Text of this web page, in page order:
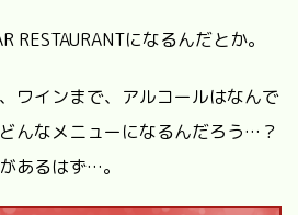
RESTAURANTになるんだとか。
ワインまで、アルコールはなんで
んなメニューになるんだろう…？
あるはず…。